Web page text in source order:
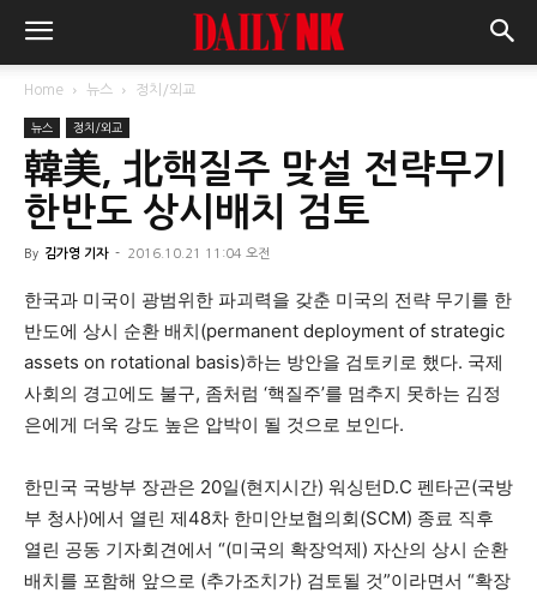
Home 뉴스 정치/외교
뉴스 정치/외교
韓美, 北핵질주 맞설 전략무기
한반도 상시배치 검토
By 김가영 기자 - 2016.10.21 11:04 오전
한국과 미국이 광범위한 파괴력을 갖춘 미국의 전략 무기를 한
반도에 상시 순환 배치(permanent deployment of strategic
assets on rotational basis)하는 방안을 검토키로 했다. 국제
사회의 경고에도 불구, 좀처럼 ‘핵질주’를 멈추지 못하는 김정
은에게 더욱 강도 높은 압박이 될 것으로 보인다.
한민국 국방부 장관은 20일(현지시간) 워싱턴D.C 펜타곤(국방
부 청사)에서 열린 제48차 한미안보협의회(SCM) 종료 직후
열린 공동 기자회견에서 “(미국의 확장억제) 자산의 상시 순환
배치를 포함해 앞으로 (추가조치가) 검토될 것”이라면서 “확장